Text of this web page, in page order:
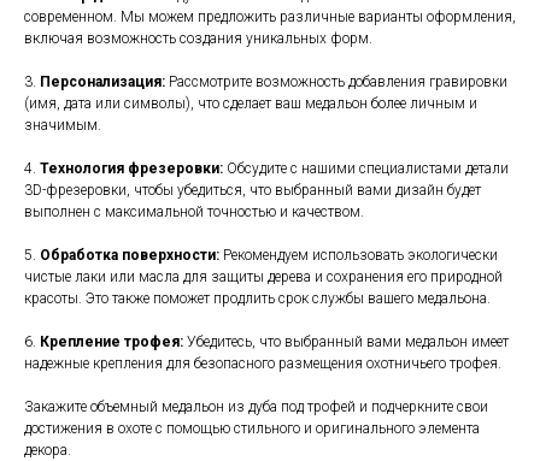
современном. Мы можем предложить различные варианты оформления,
включая возможность создания уникальных форм.
3. Персонализация: Рассмотрите возможность добавления гравировки
(имя, дата или символы), что сделает ваш медальон более личным и
значимым.
4. Технология фрезеровки: Обсудите с нашими специалистами детали
3D-фрезеровки, чтобы убедиться, что выбранный вами дизайн будет
выполнен с максимальной точностью и качеством.
5. Обработка поверхности: Рекомендуем использовать экологически
чистые лаки или масла для защиты дерева и сохранения его природной
красоты. Это также поможет продлить срок службы вашего медальона.
6. Крепление трофея: Убедитесь, что выбранный вами медальон имеет
надежные крепления для безопасного размещения охотничьего трофея.
Закажите объемный медальон из дуба под трофей и подчеркните свои
достижения в охоте с помощью стильного и оригинального элемента
декора.